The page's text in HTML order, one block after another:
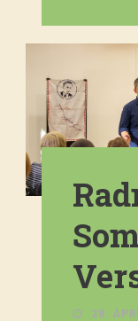
28.